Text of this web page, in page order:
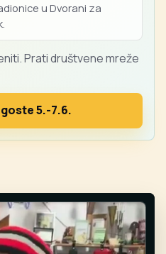
u Dvorani za
Prati društvene mreže
5.-7.6.